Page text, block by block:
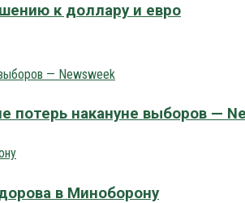
к доллару и евро
потерь накануне выборов —
в Миноборону